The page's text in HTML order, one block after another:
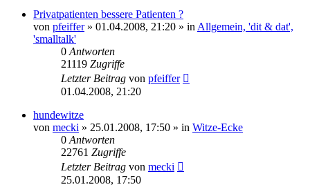
Privatpatienten bessere Patienten ?
von pfeiffer» 01.04.2008, 21:20 » in Allgemein, 'dit & dat',
'smalltalk'
0 Antworten
21119 Zugriffe
Letzter Beitrag von pfeiffer
01.04.2008, 21:20
hundewitze
von mecki » 25.01.2008, 17:50 » in Witze-Ecke
0 Antworten
22761 Zugriffe
Letzter Beitrag von mecki
25.01.2008, 17:50